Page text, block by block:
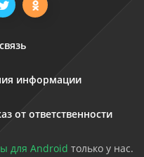
информации
от ответственности
для Android только у нас.